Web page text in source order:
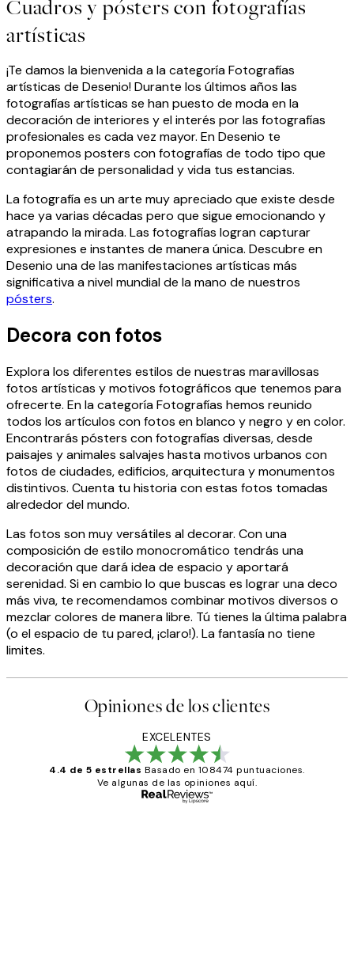
Cuadros y pósters con fotografías
artísticas
¡Te damos la bienvenida a la categoría Fotografías
artísticas de Desenio! Durante los últimos años las
fotografías artísticas se han puesto de moda en la
decoración de interiores y el interés por las fotografías
profesionales es cada vez mayor. En Desenio te
proponemos posters con fotografías de todo tipo que
contagiarán de personalidad y vida tus estancias.
La fotografía es un arte muy apreciado que existe desde
hace ya varias décadas pero que sigue emocionando y
atrapando la mirada. Las fotografías logran capturar
expresiones e instantes de manera única. Descubre en
Desenio una de las manifestaciones artísticas más
significativa a nivel mundial de la mano de nuestros
pósters.
Decora con fotos
Explora los diferentes estilos de nuestras maravillosas
fotos artísticas y motivos fotográficos que tenemos para
ofrecerte. En la categoría Fotografías hemos reunido
todos los artículos con fotos en blanco y negro y en color.
Encontrarás pósters con fotografías diversas, desde
paisajes y animales salvajes hasta motivos urbanos con
fotos de ciudades, edificios, arquitectura y monumentos
distintivos. Cuenta tu historia con estas fotos tomadas
alrededor del mundo.
Las fotos son muy versátiles al decorar. Con una
composición de estilo monocromático tendrás una
decoración que dará idea de espacio y aportará
serenidad. Si en cambio lo que buscas es lograr una deco
más viva, te recomendamos combinar motivos diversos o
mezclar colores de manera libre. Tú tienes la última palabra
(o el espacio de tu pared, ¡claro!). La fantasía no tiene
limites.
Opiniones de los clientes
EXCELENTES
4.4 de 5 estrellas Basado en 108474 puntuaciones.
Ve algunas de las opiniones aquí.